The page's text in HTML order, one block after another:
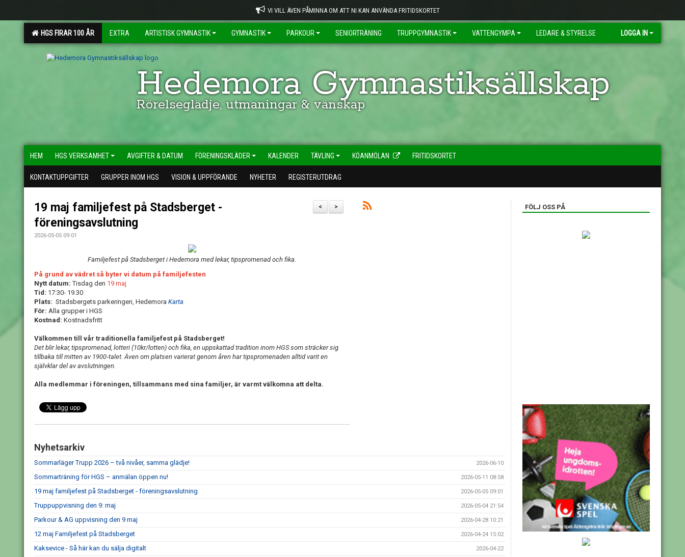
VI VILL ÄVEN PÅMINNA OM ATT NI KAN ANVÄNDA FRITIDSKORTET
HGS FIRAR 100 ÅR EXTRA ARTISTISK GYMNASTIK GYMNASTIK PARKOUR SENIORTRÄNING TRUPPGYMNASTIK VATTENGYMPA LEDARE & STYRELSE LOGGA IN
Hedemora Gymnastiksällskap
Rörelseglädje, utmaningar & vänskap
HEM HGS VERKSAMHET AVGIFTER & DATUM FÖRENINGSKLÄDER KALENDER TÄVLING KÖANMÖLAN FRITIDSKORTET
KONTAKTUPPGIFTER GRUPPER INOM HGS VISION & UPPFÖRANDE NYHETER REGISTERUTDRAG
>
<
19 maj familjefest på Stadsberget -
föreningsavslutning
2026-05-05 09:01
Familjefest på Stadsberget i Hedemora med lekar, tipspromenad och fika.
På grund av vädret så byter vi datum på familjefesten
Nytt datum:Tisdag den 19 maj
Tid: 17:30- 19.30
Plats: Stadsbergets parkeringen, Hedemora Karta
För: Alla grupper i HGS
Kostnad: Kostnadsfritt
Välkommen till vår traditionella familjefest på Stadsberget!
Det blir lekar, tipspromenad, lotteri (10kr/lotten) och fika, en uppskattad tradition inom HGS som sträcker sig
tillbaka till mitten av 1900‑talet. Även om platsen varierat genom åren har tipspromenaden alltid varit en
självklar del av avslutningen.
Alla medlemmar i föreningen, tillsammans med sina familjer, är varmt välkomna att delta.
Nyhetsarkiv
Sommarläger Trupp 2026 – två nivåer, samma glädje! 2026-06-10
Sommarträning för HGS – anmälan öppen nu! 2026-05-11 08:58
19 maj familjefest på Stadsberget - föreningsavslutning 2026-05-05 09:01
Truppuppvisning den 9: maj 2026-05-04 21:54
Parkour & AG uppvisning den 9 maj 2026-04-28 10:21
12 maj Familjefest på Stadsberget 2026-04-24 15:02
Kaksevice - Så här kan du sälja digitalt 2026-04-22
FÖLJ OSS PÅ